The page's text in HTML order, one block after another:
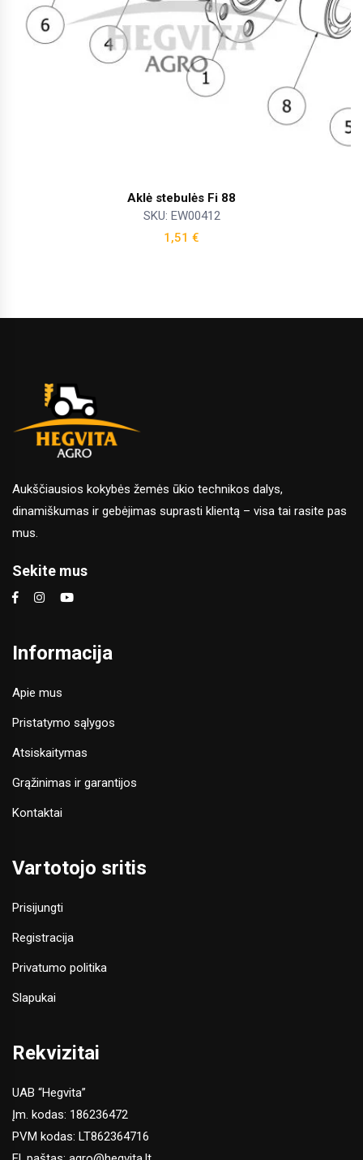
Aklė stebulės Fi 88
SKU: EW00412
1,51 €
Aukščiausios kokybės žemės ūkio technikos dalys,
dinamiškumas ir gebėjimas suprasti klientą – visa tai rasite pas
mus.
Sekite mus
Informacija
Apie mus
Pristatymo sąlygos
Atsiskaitymas
Grąžinimas ir garantijos
Kontaktai
Vartotojo sritis
Prisijungti
Registracija
Privatumo politika
Slapukai
Rekvizitai
UAB “Hegvita”
Įm. kodas: 186236472
PVM kodas: LT862364716